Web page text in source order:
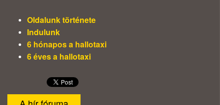
Oldalunk története
Indulunk
6 hónapos a hallotaxi
6 éves a hallotaxi